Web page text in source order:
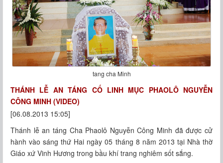
tang cha Minh
THÁNH LỄ AN TÁNG CỐ LINH MỤC PHAOLÔ NGUYỄN
CÔNG MINH (VIDEO)
[06.08.2013 15:05]
Thánh lễ an táng Cha Phaolô Nguyễn Công Minh đã được cử
hành vào sáng thứ Hai ngày 05 tháng 8 năm 2013 tại Nhà thờ
Giáo xứ Vinh Hương trong bầu khí trang nghiêm sốt sắng.